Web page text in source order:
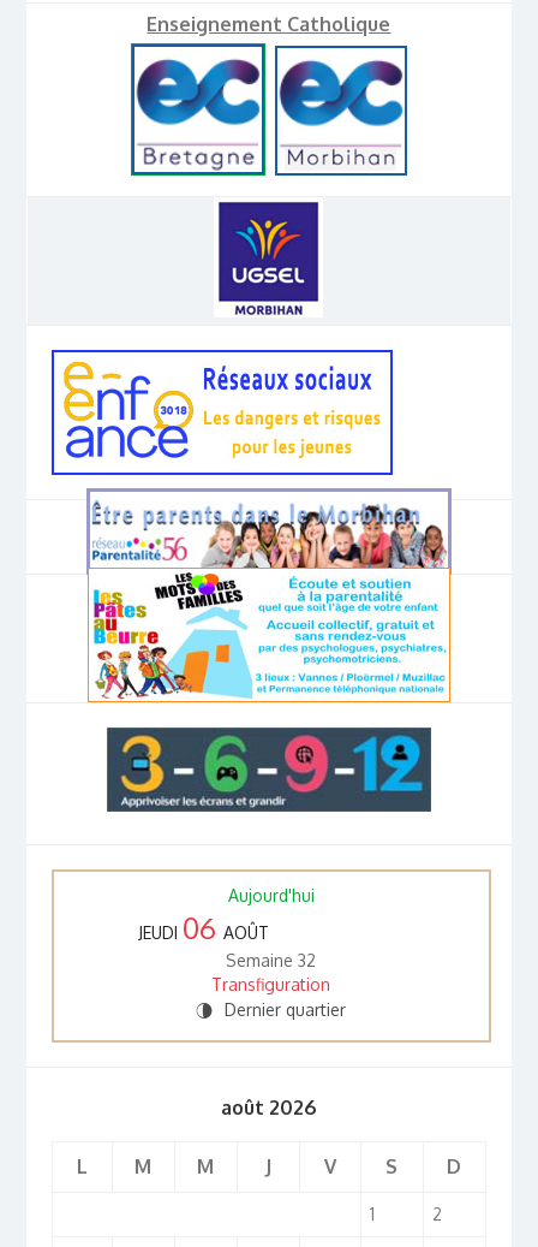
Enseignement Catholique
Aujourd'hui
JEUDI 06 AOÛT
Semaine 32
Transfiguration
U Dernier quartier
août 2026
L M M J V S D
1 2